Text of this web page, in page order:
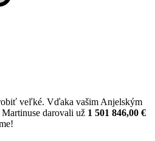
veľké. Vďaka vašim Anjelským
darovali už 1 501 846,00 €